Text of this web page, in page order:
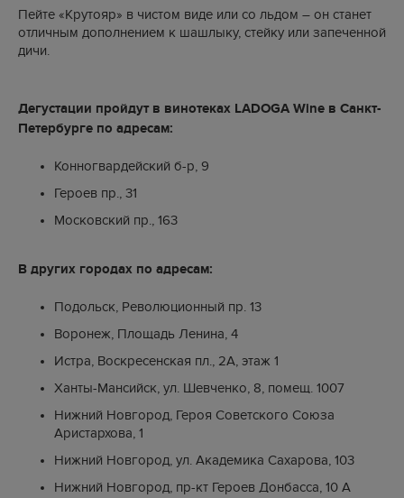
Пейте «Крутояр» в чистом виде или со льдом – он станет
отличным дополнением к шашлыку, стейку или запеченной
дичи.
Дегустации пройдут в винотеках LADOGA Wine в Санкт-
Петербурге по адресам:
Конногвардейский б-р, 9
Героев пр., 31
Московский пр., 163
В других городах по адресам:
Подольск, Революционный пр. 13
Воронеж, Площадь Ленина, 4
Истра, Воскресенская пл., 2А, этаж 1
Ханты-Мансийск, ул. Шевченко, 8, помещ. 1007
Нижний Новгород, Героя Советского Союза
Аристархова, 1
Нижний Новгород, ул. Академика Сахарова, 103
Нижний Новгород, пр-кт Героев Донбасса, 10 А